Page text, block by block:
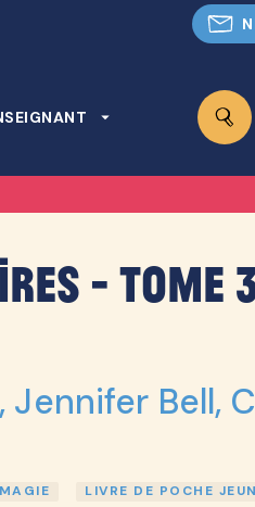
arrow_drop_down
- Tome
, Jennifer Bell,
MAGIE LIVRE DE POCHE